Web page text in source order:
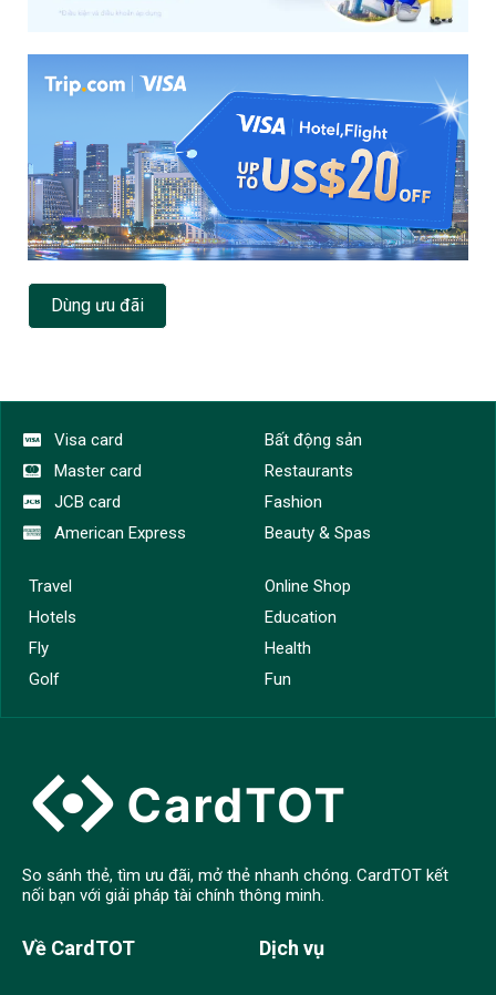
Dùng ưu đãi
Visa card
Master card
JCB card
American Express
Bất động sản
Restaurants
Fashion
Beauty & Spas
Travel
Hotels
Fly
Golf
Online Shop
Education
Health
Fun
So sánh thẻ, tìm ưu đãi, mở thẻ nhanh chóng. CardTOT kết
nối bạn với giải pháp tài chính thông minh.
Về CardTOT Dịch vụ